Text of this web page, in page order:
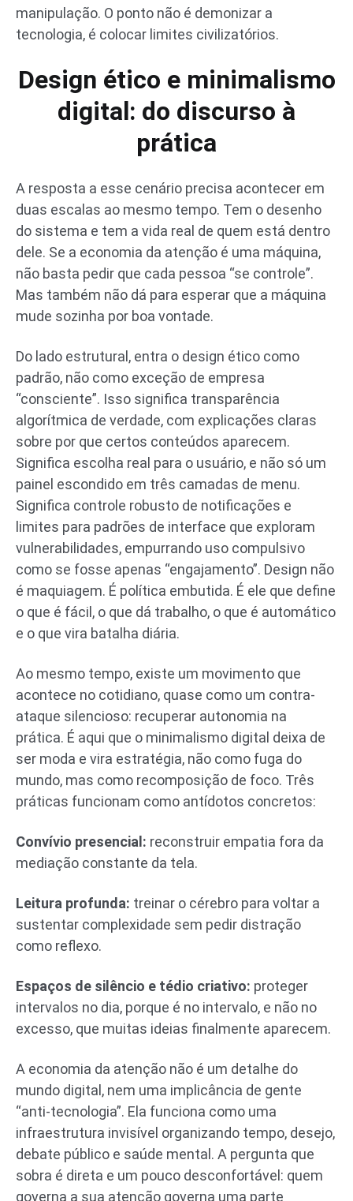
manipulação. O ponto não é demonizar a
tecnologia, é colocar limites civilizatórios.
Design ético e minimalismo
digital: do discurso à
prática
A resposta a esse cenário precisa acontecer em
duas escalas ao mesmo tempo. Tem o desenho
do sistema e tem a vida real de quem está dentro
dele. Se a economia da atenção é uma máquina,
não basta pedir que cada pessoa “se controle”.
Mas também não dá para esperar que a máquina
mude sozinha por boa vontade.
Do lado estrutural, entra o design ético como
padrão, não como exceção de empresa
“consciente”. Isso significa transparência
algorítmica de verdade, com explicações claras
sobre por que certos conteúdos aparecem.
Significa escolha real para o usuário, e não só um
painel escondido em três camadas de menu.
Significa controle robusto de notificações e
limites para padrões de interface que exploram
vulnerabilidades, empurrando uso compulsivo
como se fosse apenas “engajamento”. Design não
é maquiagem. É política embutida. É ele que define
o que é fácil, o que dá trabalho, o que é automático
e o que vira batalha diária.
Ao mesmo tempo, existe um movimento que
acontece no cotidiano, quase como um contra-
ataque silencioso: recuperar autonomia na
prática. É aqui que o minimalismo digital deixa de
ser moda e vira estratégia, não como fuga do
mundo, mas como recomposição de foco. Três
práticas funcionam como antídotos concretos:
Convívio presencial: reconstruir empatia fora da
mediação constante da tela.
Leitura profunda: treinar o cérebro para voltar a
sustentar complexidade sem pedir distração
como reflexo.
Espaços de silêncio e tédio criativo: proteger
intervalos no dia, porque é no intervalo, e não no
excesso, que muitas ideias finalmente aparecem.
A economia da atenção não é um detalhe do
mundo digital, nem uma implicância de gente
“anti-tecnologia”. Ela funciona como uma
infraestrutura invisível organizando tempo, desejo,
debate público e saúde mental. A pergunta que
sobra é direta e um pouco desconfortável: quem
governa a sua atenção governa uma parte